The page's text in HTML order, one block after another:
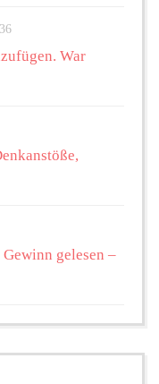
War
gelesen –